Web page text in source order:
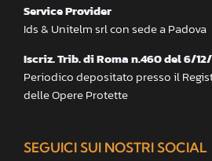
Service Provider
Ids & Unitelm srl con sede a Padova
Iscriz. Trib. di Roma n.460 del 6/
Periodico depositato presso il
delle Opere Protette
SEGUICI SUI NOSTRI SOCIAL